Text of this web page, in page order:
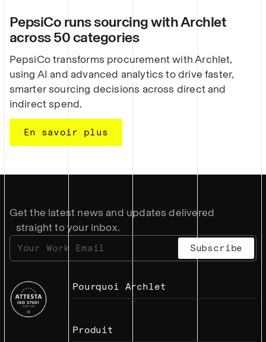
PepsiCo runs sourcing with Archlet
across 50 categories
PepsiCo transforms procurement with Archlet,
using AI and advanced analytics to drive faster,
smarter sourcing decisions across direct and
indirect spend.
En savoir plus
Get the latest news and updates delivered
straight to your inbox.
Pourquoi Archlet
Produit